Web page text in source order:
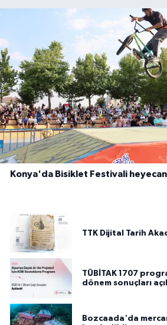
Konya'da Bisiklet Festivali
TTK Dijital Tarih
TÜBİTAK 1707
dönem sonuçları
Bozcaada'da